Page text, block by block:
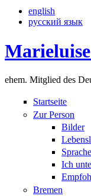
english
русский язык
ehem. Mitglied des
Startseite
Zur Person
Bilder
Ich
Bremen